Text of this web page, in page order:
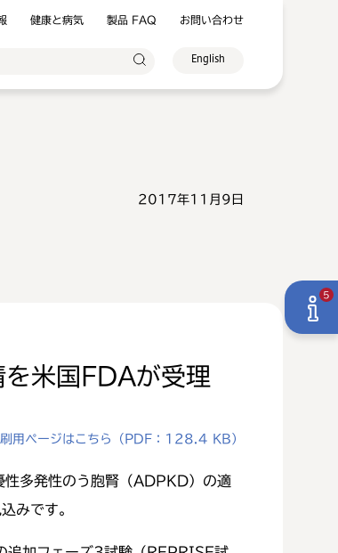
健康と病気 製品 FAQ お問い合わせ
English
2017年11月9日
を米国FDAが受理
用ページはこちら （PDF：128.4 KB）
性多発性のう胞腎（ADPKD）の適
みです。
5